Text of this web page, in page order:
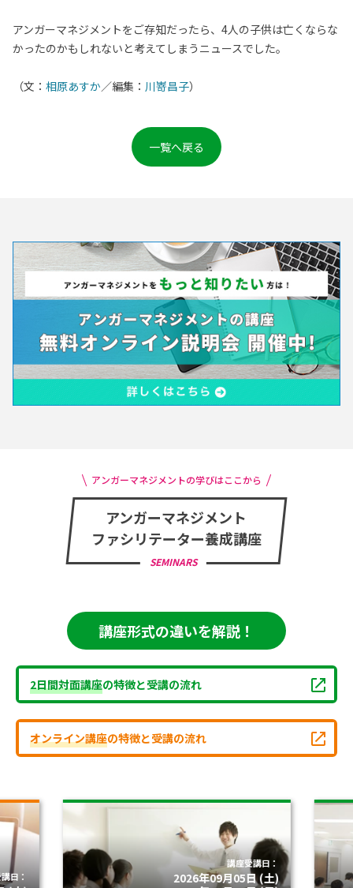
アンガーマネジメントをご存知だったら、4人の子供は亡くならな
かったのかもしれないと考えてしまうニュースでした。
（文： 相原あすか／編集： 川嵜昌子）
一覧へ戻る
アンガーマネジメントの学びはここから
アンガーマネジメント
ファシリテーター養成講座
SEMINARS
講座形式の違いを解説！
2日間対面講座の特徴と受講の流れ
オンライン講座の特徴と受講の流れ
日：
講座受講日：
2026年09月05日 (土)